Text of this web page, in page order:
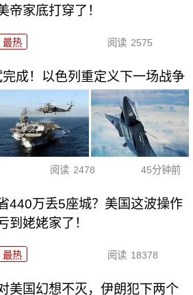
帝家底打穿了！
最热 阅读 2575
成！以色列重定义下一场战争
阅读 2478 45分钟前
440万丢5座城？美国这波操作
到姥姥家了！
最热 阅读 18378
美国幻想不灭，伊朗犯下两个